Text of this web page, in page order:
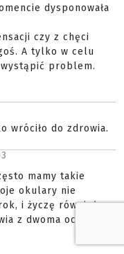
dysponowała
czy z chęci
A tylko w celu
problem.
wróciło do zdrowia.
mamy takie
okulary nie
i życzę również
z dwoma oczyma